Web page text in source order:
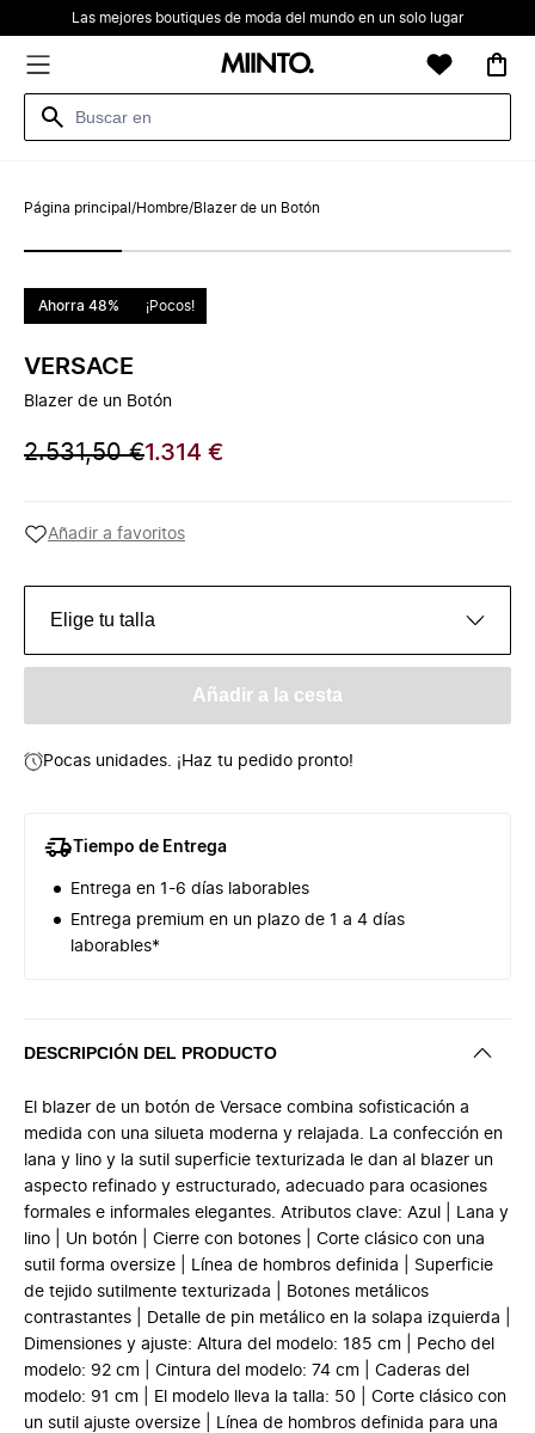
Las mejores boutiques de moda del mundo en un solo lugar
Página principal /Hombre/Blazer de un Botón
Ahorra 48% ¡Pocos!
VERSACE
Blazer de un Botón
2.531,50 €1.314 €
Añadir a favoritos
Elige tu talla
Añadir a la cesta
Pocas unidades. ¡Haz tu pedido pronto!
Tiempo de Entrega
Entrega en 1-6 días laborables
Entrega premium en un plazo de 1 a 4 días
laborables*
DESCRIPCIÓN DEL PRODUCTO
El blazer de un botón de Versace combina sofisticación a
medida con una silueta moderna y relajada. La confección en
lana y lino y la sutil superficie texturizada le dan al blazer un
aspecto refinado y estructurado, adecuado para ocasiones
formales e informales elegantes. Atributos clave: Azul | Lana y
lino | Un botón | Cierre con botones | Corte clásico con una
sutil forma oversize | Línea de hombros definida | Superficie
de tejido sutilmente texturizada | Botones metálicos
contrastantes | Detalle de pin metálico en la solapa izquierda |
Dimensiones y ajuste: Altura del modelo: 185 cm | Pecho del
modelo: 92 cm | Cintura del modelo: 74 cm | Caderas del
modelo: 91 cm | El modelo lleva la talla: 50 | Corte clásico con
un sutil ajuste oversize | Línea de hombros definida para una